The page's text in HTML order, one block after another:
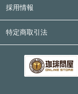
採用情報
特定商取引法